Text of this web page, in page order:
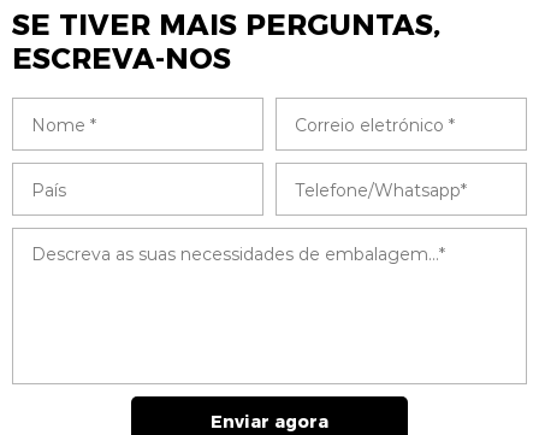
SE TIVER MAIS PERGUNTAS,
ESCREVA-NOS
Enviar agora